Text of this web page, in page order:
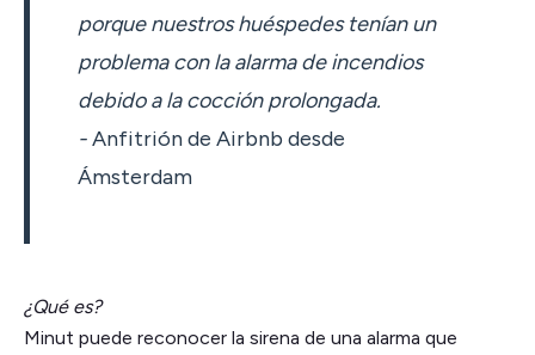
porque nuestros huéspedes tenían un
problema con la alarma de incendios
debido a la cocción prolongada.
-Anfitrión de Airbnb desde
Ámsterdam
¿Qué es?
Minut puede reconocer la sirena de una alarma que